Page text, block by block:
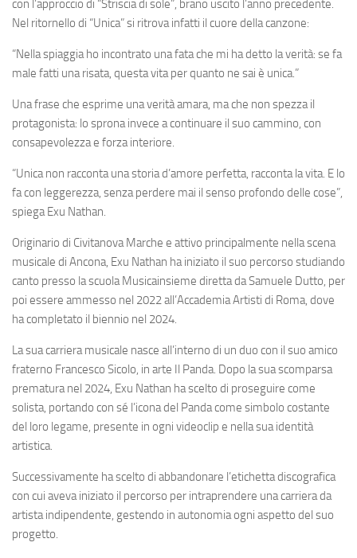
con l’approccio di “Striscia di sole”, brano uscito l’anno precedente.
Nel ritornello di “Unica” si ritrova infatti il cuore della canzone:
“Nella spiaggia ho incontrato una fata che mi ha detto la verità: se fa
male fatti una risata, questa vita per quanto ne sai è unica.”
Una frase che esprime una verità amara, ma che non spezza il
protagonista: lo sprona invece a continuare il suo cammino, con
consapevolezza e forza interiore.
“Unica non racconta una storia d’amore perfetta, racconta la vita. E lo
fa con leggerezza, senza perdere mai il senso profondo delle cose”,
spiega Exu Nathan.
Originario di Civitanova Marche e attivo principalmente nella scena
musicale di Ancona, Exu Nathan ha iniziato il suo percorso studiando
canto presso la scuola Musicainsieme diretta da Samuele Dutto, per
poi essere ammesso nel 2022 all’Accademia Artisti di Roma, dove
ha completato il biennio nel 2024.
La sua carriera musicale nasce all’interno di un duo con il suo amico
fraterno Francesco Sicolo, in arte Il Panda. Dopo la sua scomparsa
prematura nel 2024, Exu Nathan ha scelto di proseguire come
solista, portando con sé l’icona del Panda come simbolo costante
del loro legame, presente in ogni videoclip e nella sua identità
artistica.
Successivamente ha scelto di abbandonare l’etichetta discografica
con cui aveva iniziato il percorso per intraprendere una carriera da
artista indipendente, gestendo in autonomia ogni aspetto del suo
progetto.